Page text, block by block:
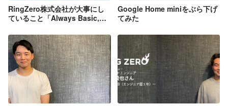
RingZero株式会社が大事にし
ていること「Always Basic,
Google Home miniをぶら下げ
てみた